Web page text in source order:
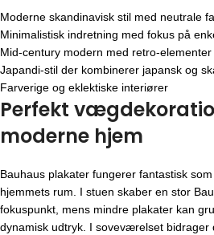
Moderne skandinavisk stil med neutrale
Minimalistisk indretning med fokus på
Mid-century modern med retro-elementer
Japandi-stil der kombinerer japansk og
Farverige og eklektiske interiører
Perfekt
moderne hjem
Bauhaus plakater fungerer fantastisk
hjemmets rum. I stuen skaber en stor
fokuspunkt, mens mindre plakater kan
dynamisk udtryk. I soveværelset